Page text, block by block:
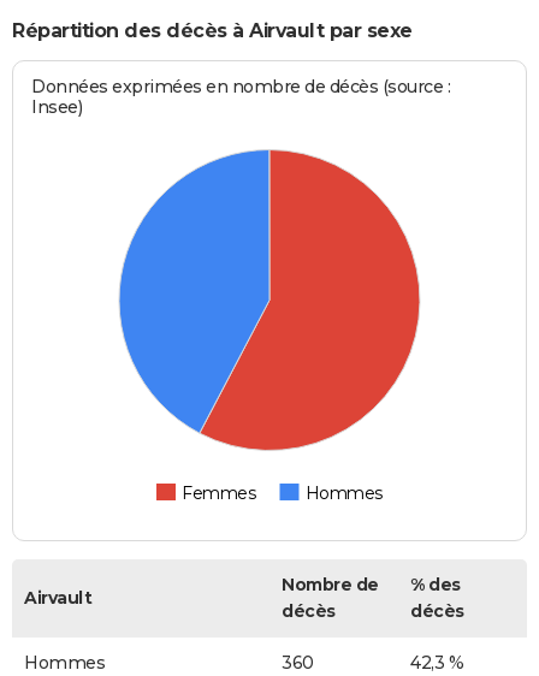
Répartition des décès à Airvault par sexe
Données exprimées en nombre de décès (source :
Insee)
Femmes Hommes
Airvault
Nombre de
décès
% des
décès
Hommes 360 42,3 %